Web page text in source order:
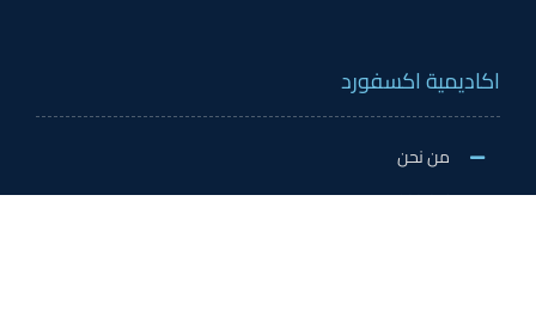
اكاديمية اكسفورد
من نحن
لماذا اكسفورد